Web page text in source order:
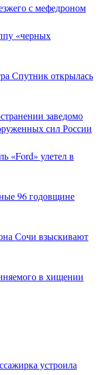
с мефедроном
«черных
Спутник открылась
заведомо
сил России
«Ford» улетел в
96 годовщине
Сочи взыскивают
в хищении
устроила